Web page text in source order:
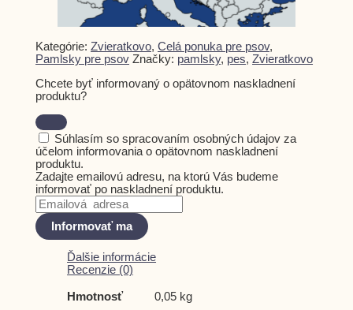
Kategórie:Zvieratkovo,Celá ponuka pre psov,
Pamlsky pre psov Značky: pamlsky, pes,Zvieratkovo
Chcete byť informovaný o opätovnom naskladnení
produktu?
Súhlasím so spracovaním osobných údajov za
účelom informovania o opätovnom naskladnení
produktu.
Zadajte emailovú adresu, na ktorú Vás budeme
informovať po naskladnení produktu.
Informovať ma
Ďalšie informácie
Recenzie (0)
Hmotnosť 0,05 kg